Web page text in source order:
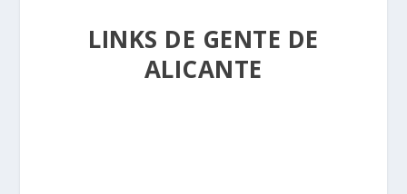
LINKS DE GENTE DE
ALICANTE